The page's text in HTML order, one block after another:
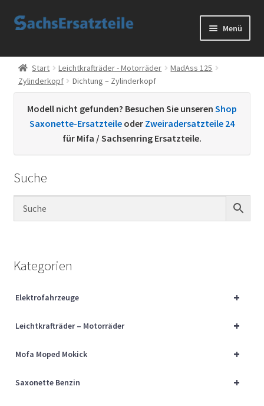
Zur
Zum
Menü
Start
AGB
Datenschutzerklärung
Kontakt
Sachs Ersatzteile
Über uns
Start Leichtkrafträder - Motorräder
MadAss 125
Zylinderkopf
Dichtung – Zylinderkopf
Modell nicht gefunden? Besuchen Sie unseren Shop
Saxonette-Ersatzteile oder Zweiradersatzteile 24
für Mifa / Sachsenring Ersatzteile.
Suche
Kategorien
+
Elektrofahrzeuge
+
Leichtkrafträder – Motorräder
+
Mofa Moped Mokick
+
Saxonette Benzin